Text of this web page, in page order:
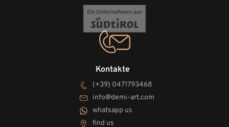
Kontakte
(+39) 0471793468
info@demi-art.com
whatsapp us
find us